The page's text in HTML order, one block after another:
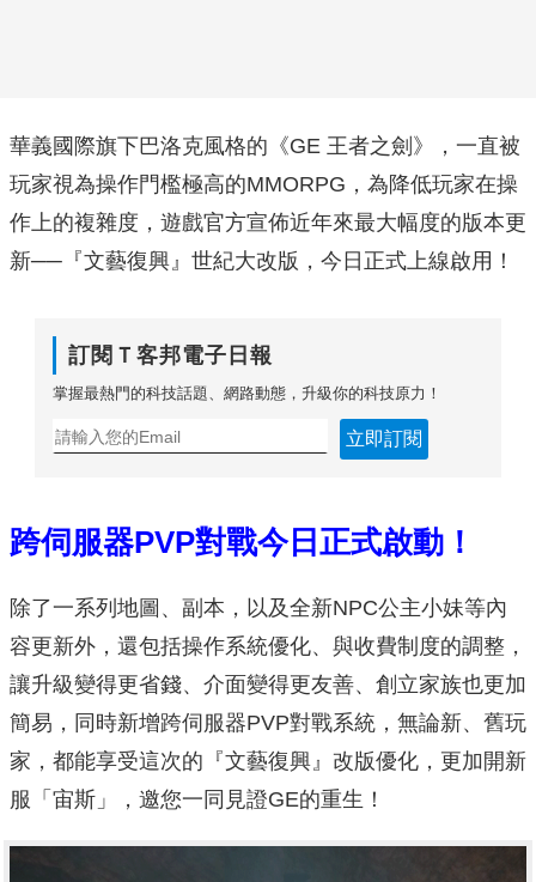
華義國際旗下巴洛克風格的《GE 王者之劍》，一直被
玩家視為操作門檻極高的MMORPG，為降低玩家在操
作上的複雜度，遊戲官方宣佈近年來最大幅度的版本更
新──『文藝復興』世紀大改版，今日正式上線啟用！
訂閱Ｔ客邦電子日報
掌握最熱門的科技話題、網路動態，升級你的科技原力！
立即訂閱
跨伺服器PVP對戰今日正式啟動！
除了一系列地圖、副本，以及全新NPC公主小妹等內
容更新外，還包括操作系統優化、與收費制度的調整，
讓升級變得更省錢、介面變得更友善、創立家族也更加
簡易，同時新增跨伺服器PVP對戰系統，無論新、舊玩
家，都能享受這次的『文藝復興』改版優化，更加開新
服「宙斯」，邀您一同見證GE的重生！